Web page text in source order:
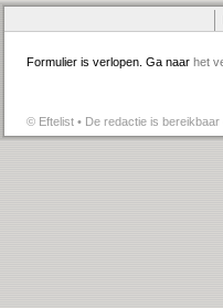
Formulier is verlopen. Ga naar het
© Eftelist • De redactie is bereikbaar